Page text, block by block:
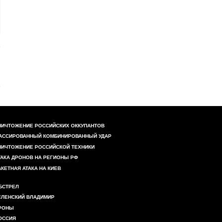
РОССИЙСКИХ ОККУПАНТОВ
КОМБИНИРОВАННЫЙ УДАР
РОССИЙСКОЙ ТЕХНИКИ
ДРОНОВ НА РЕГИОНЫ РФ
АТАКА НА КИЕВ
ВЛАДИМИР